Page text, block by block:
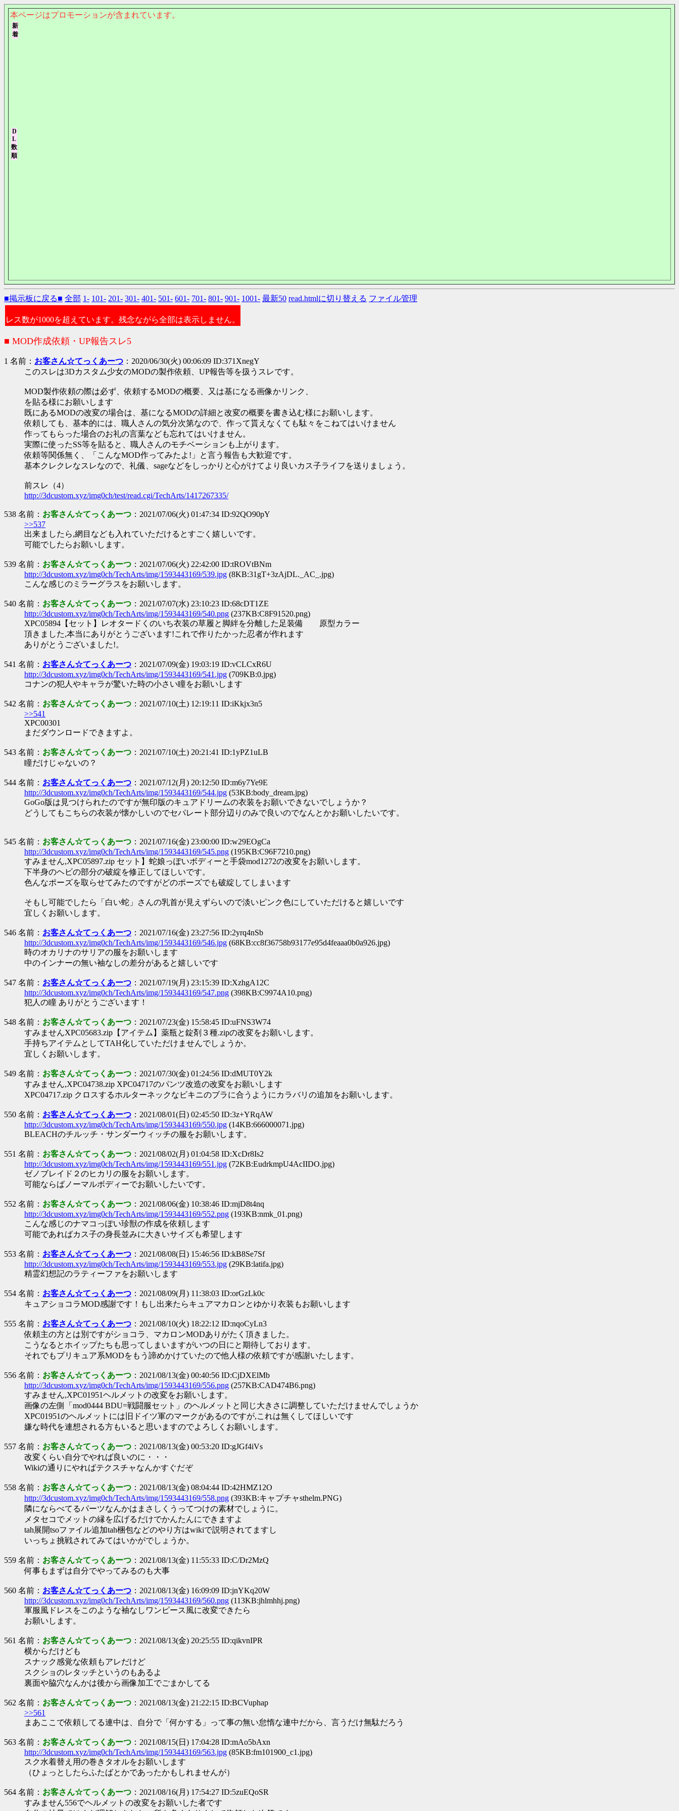
本ページはプロモーションが含まれています。
■掲示板に戻る■ 全部 1- 101- 201- 301- 401- 501- 601- 701- 801- 901- 1001- 最新50 read.htmlに切り替える ファイル管理
レス数が1000を超えています。残念ながら全部は表示しません。
■ MOD作成依頼・UP報告スレ5
1 名前： お客さん☆てっくあーつ ：2020/06/30(火) 00:06:09 ID:371XnegY
このスレは3Dカスタム少女のMODの製作依頼、UP報告等を扱うスレです。
MOD製作依頼の際は必ず、依頼するMODの概要、又は基になる画像かリンク、
を貼る様にお願いします
既にあるMODの改変の場合は、基になるMODの詳細と改変の概要を書き込む様にお願いします。
依頼しても、基本的には、職人さんの気分次第なので、作って貰えなくても駄々をこねてはいけません
作ってもらった場合のお礼の言葉なども忘れてはいけません。
実際に使ったSS等を貼ると、職人さんのモチベーションも上がります。
依頼等関係無く、「こんなMOD作ってみたよ!」と言う報告も大歓迎です。
基本クレクレなスレなので、礼儀、sageなどをしっかりと心がけてより良いカス子ライフを送りましょう。
前スレ（4）
http://3dcustom.xyz/img0ch/test/read.cgi/TechArts/1417267335/
538 名前： お客さん☆てっくあーつ ：2021/07/06(火) 01:47:34 ID:92QO90pY
>>537
出来ましたら,網目なども入れていただけるとすごく嬉しいです。
可能でしたらお願いします。
539 名前： お客さん☆てっくあーつ ：2021/07/06(火) 22:42:00 ID:tROVtBNm
http://3dcustom.xyz/img0ch/TechArts/img/1593443169/539.jpg (8KB:31gT+3zAjDL._AC_.jpg)
こんな感じのミラーグラスをお願いします。
540 名前： お客さん☆てっくあーつ ：2021/07/07(水) 23:10:23 ID:68cDT1ZE
http://3dcustom.xyz/img0ch/TechArts/img/1593443169/540.png (237KB:C8F91520.png)
XPC05894【セット】レオタードくのいち衣装の草履と脚絆を分離した足装備 原型カラー
頂きました,本当にありがとうございます!これで作りたかった忍者が作れます
ありがとうございました!。
541 名前： お客さん☆てっくあーつ ：2021/07/09(金) 19:03:19 ID:vCLCxR6U
http://3dcustom.xyz/img0ch/TechArts/img/1593443169/541.jpg (709KB:0.jpg)
コナンの犯人やキャラが驚いた時の小さい瞳をお願いします
542 名前： お客さん☆てっくあーつ ：2021/07/10(土) 12:19:11 ID:iKkjx3n5
>>541
XPC00301
まだダウンロードできますよ。
543 名前： お客さん☆てっくあーつ ：2021/07/10(土) 20:21:41 ID:1yPZ1uLB
瞳だけじゃないの？
544 名前： お客さん☆てっくあーつ ：2021/07/12(月) 20:12:50 ID:m6y7Ye9E
http://3dcustom.xyz/img0ch/TechArts/img/1593443169/544.jpg (53KB:body_dream.jpg)
GoGo版は見つけられたのですが無印版のキュアドリームの衣装をお願いできないでしょうか？
どうしてもこちらの衣装が懐かしいのでセパレート部分辺りのみで良いのでなんとかお願いしたいです。
545 名前： お客さん☆てっくあーつ ：2021/07/16(金) 23:00:00 ID:w29EOgCa
http://3dcustom.xyz/img0ch/TechArts/img/1593443169/545.png (195KB:C96F7210.png)
すみません,XPC05897.zip セット】蛇娘っぽいボディーと手袋mod1272の改変をお願いします。
下半身のヘビの部分の破綻を修正してほしいです。
色んなポーズを取らせてみたのですがどのポーズでも破綻してしまいます
そもし可能でしたら「白い蛇」さんの乳首が見えずらいので淡いピンク色にしていただけると嬉しいです
宜しくお願いします。
546 名前： お客さん☆てっくあーつ ：2021/07/16(金) 23:27:56 ID:2yrq4nSb
http://3dcustom.xyz/img0ch/TechArts/img/1593443169/546.jpg (68KB:cc8f36758b93177e95d4feaaa0b0a926.jpg)
時のオカリナのサリアの服をお願いします
中のインナーの無い袖なしの差分があると嬉しいです
547 名前： お客さん☆てっくあーつ ：2021/07/19(月) 23:15:39 ID:XzhgA12C
http://3dcustom.xyz/img0ch/TechArts/img/1593443169/547.png (398KB:C9974A10.png)
犯人の瞳 ありがとうございます！
548 名前： お客さん☆てっくあーつ ：2021/07/23(金) 15:58:45 ID:uFNS3W74
すみませんXPC05683.zip【アイテム】薬瓶と錠剤３種.zipの改変をお願いします。
手持ちアイテムとしてTAH化していただけませんでしょうか。
宜しくお願いします。
549 名前： お客さん☆てっくあーつ ：2021/07/30(金) 01:24:56 ID:dMUT0Y2k
すみません,XPC04738.zip XPC04717のパンツ改造の改変をお願いします
XPC04717.zip クロスするホルターネックなビキニのブラに合うようにカラバリの追加をお願いします。
550 名前： お客さん☆てっくあーつ ：2021/08/01(日) 02:45:50 ID:3z+YRqAW
http://3dcustom.xyz/img0ch/TechArts/img/1593443169/550.jpg (14KB:666000071.jpg)
BLEACHのチルッチ・サンダーウィッチの服をお願いします。
551 名前： お客さん☆てっくあーつ ：2021/08/02(月) 01:04:58 ID:XcDr8Is2
http://3dcustom.xyz/img0ch/TechArts/img/1593443169/551.jpg (72KB:EudrkmpU4AcIIDO.jpg)
ゼノブレイド２のヒカリの服をお願いします。
可能ならばノーマルボディーでお願いしたいです。
552 名前： お客さん☆てっくあーつ ：2021/08/06(金) 10:38:46 ID:mjD8t4nq
http://3dcustom.xyz/img0ch/TechArts/img/1593443169/552.png (193KB:nmk_01.png)
こんな感じのナマコっぽい珍獣の作成を依頼します
可能であればカス子の身長並みに大きいサイズも希望します
553 名前： お客さん☆てっくあーつ ：2021/08/08(日) 15:46:56 ID:kB8Se7Sf
http://3dcustom.xyz/img0ch/TechArts/img/1593443169/553.jpg (29KB:latifa.jpg)
精霊幻想記のラティーファをお願いします
554 名前： お客さん☆てっくあーつ ：2021/08/09(月) 11:38:03 ID:orGzLk0c
キュアショコラMOD感謝です！もし出来たらキュアマカロンとゆかり衣装もお願いします
555 名前： お客さん☆てっくあーつ ：2021/08/10(火) 18:22:12 ID:nqoCyLn3
依頼主の方とは別ですがショコラ、マカロンMODありがたく頂きました。
こうなるとホイップたちも思ってしまいますがいつの日にと期待しております。
それでもプリキュア系MODをもう諦めかけていたので他人様の依頼ですが感謝いたします。
556 名前： お客さん☆てっくあーつ ：2021/08/13(金) 00:40:56 ID:CjDXElMb
http://3dcustom.xyz/img0ch/TechArts/img/1593443169/556.png (257KB:CAD474B6.png)
すみません,XPC01951ヘルメットの改変をお願いします。
画像の左側「mod0444 BDU=戦闘服セット」のヘルメットと同じ大きさに調整していただけませんでしょうか
XPC01951のヘルメットには旧ドイツ軍のマークがあるのですが,これは無くしてほしいです
嫌な時代を連想される方もいると思いますのでよろしくお願いします。
557 名前： お客さん☆てっくあーつ ：2021/08/13(金) 00:53:20 ID:gJGf4iVs
改変くらい自分でやれば良いのに・・・
Wikiの通りにやればテクスチャなんかすぐだぞ
558 名前： お客さん☆てっくあーつ ：2021/08/13(金) 08:04:44 ID:42HMZ12O
http://3dcustom.xyz/img0ch/TechArts/img/1593443169/558.png (393KB:キャプチャsthelm.PNG)
隣にならべてるパーツなんかはまさしくうってつけの素材でしょうに。
メタセコでメットの縁を広げるだけでかんたんにできますよ
tah展開tsoファイル追加tah梱包などのやり方はwikiで説明されてますし
いっちょ挑戦されてみてはいかがでしょうか。
559 名前： お客さん☆てっくあーつ ：2021/08/13(金) 11:55:33 ID:C/Dr2MzQ
何事もまずは自分でやってみるのも大事
560 名前： お客さん☆てっくあーつ ：2021/08/13(金) 16:09:09 ID:jnYKq20W
http://3dcustom.xyz/img0ch/TechArts/img/1593443169/560.png (113KB:jhlmhhj.png)
軍服風ドレスをこのような袖なしワンピース風に改変できたら
お願いします。
561 名前： お客さん☆てっくあーつ ：2021/08/13(金) 20:25:55 ID:qikvnIPR
横からだけども
スナック感覚な依頼もアレだけど
スクショのレタッチというのもあるよ
裏面や脇穴なんかは後から画像加工でごまかしてる
562 名前： お客さん☆てっくあーつ ：2021/08/13(金) 21:22:15 ID:BCVuphap
>>561
まあここで依頼してる連中は、自分で「何かする」って事の無い怠惰な連中だから、言うだけ無駄だろう
563 名前： お客さん☆てっくあーつ ：2021/08/15(日) 17:04:28 ID:mAo5bAxn
http://3dcustom.xyz/img0ch/TechArts/img/1593443169/563.jpg (85KB:fm101900_c1.jpg)
スク水着替え用の巻きタオルをお願いします
（ひょっとしたらふたばとかであったかもしれませんが）
564 名前： お客さん☆てっくあーつ ：2021/08/16(月) 17:54:27 ID:5zuEQoSR
すみません556でヘルメットの改変をお願いした者です